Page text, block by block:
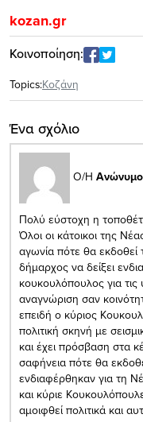
kozan.gr
Κοινοποίηση:
Topics:Κοζάνη
Ένα σχόλιο
Ο/Η
Πολύ εύστοχη η
Όλοι οι κάτοικοι της
αγωνία πότε θα εκδοθεί
δήμαρχος να δείξει
κουκουλόπουλος για
αναγνώριση σαν
επειδή ο κύριος
πολιτική σκηνή με
και έχει πρόσβαση στα
σαφήνεια πότε θα
ενδιαφέρθηκαν για τη
και κύριε
αμοιφθεί πολιτικά και